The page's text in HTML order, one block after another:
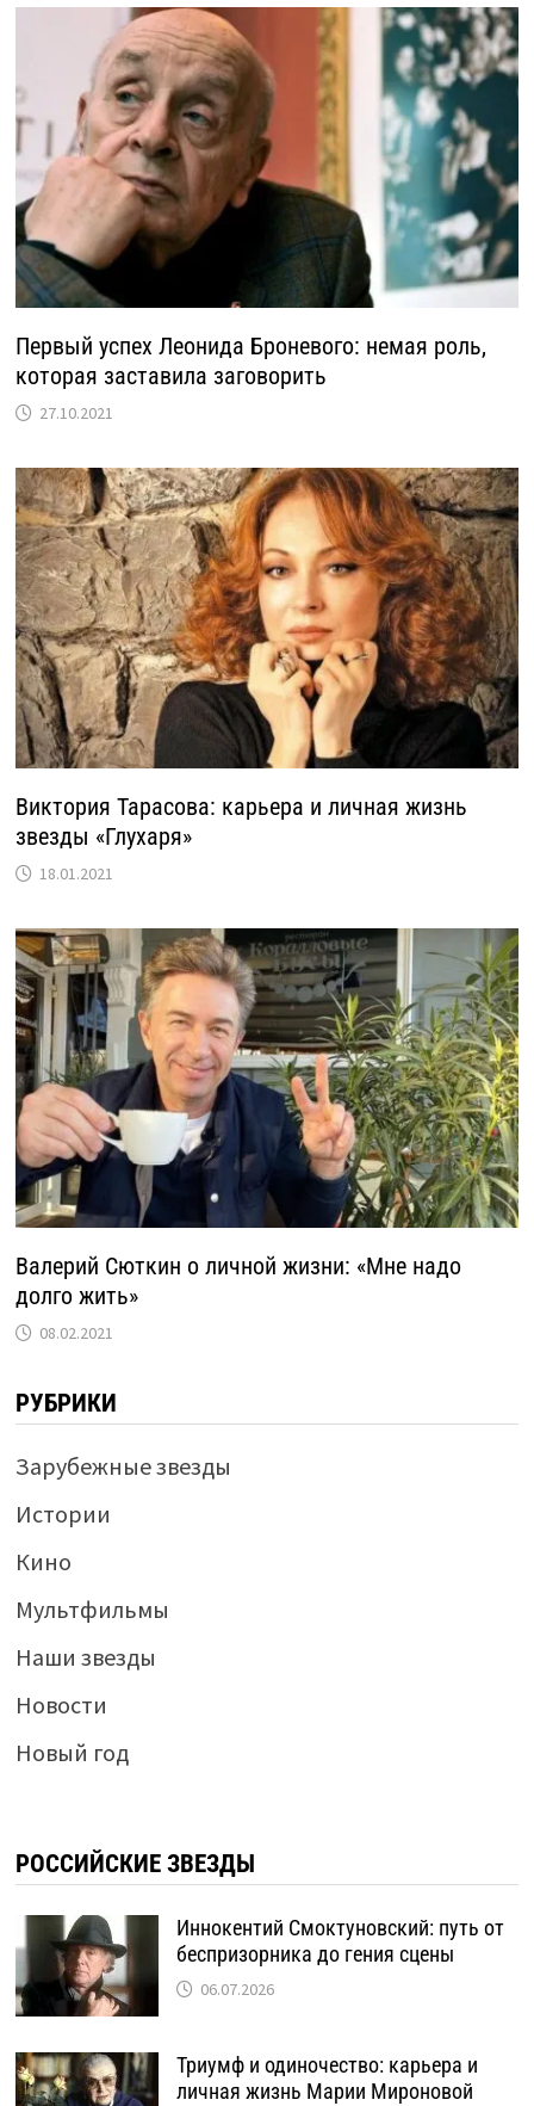
Первый успех Леонида Броневого: немая роль,
которая заставила заговорить
27.10.2021
Виктория Тарасова: карьера и личная жизнь
звезды «Глухаря»
18.01.2021
Валерий Сюткин о личной жизни: «Мне надо
долго жить»
08.02.2021
РУБРИКИ
Зарубежные звезды
Истории
Кино
Мультфильмы
Наши звезды
Новости
Новый год
РОССИЙСКИЕ ЗВЕЗДЫ
Иннокентий Смоктуновский: путь от
беспризорника до гения сцены
06.07.2026
Триумф и одиночество: карьера и
личная жизнь Марии Мироновой